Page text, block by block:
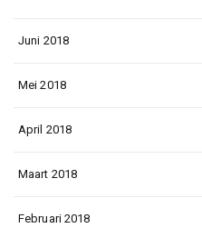
Juni 2018
Mei 2018
April 2018
Maart 2018
Februari 2018